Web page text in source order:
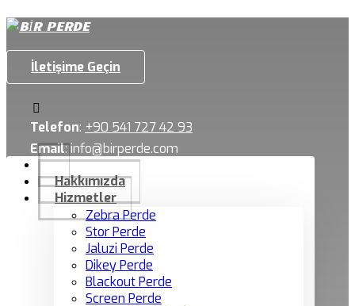
İletişime Geçin
Telefon: +90 541 727 42 93
Email:info@birperde.com
Hakkımızda
Hizmetler
Zebra Perde
Stor Perde
Jaluzi Perde
Dikey Perde
Blackout Perde
Screen Perde